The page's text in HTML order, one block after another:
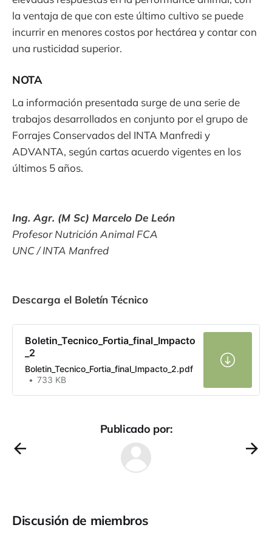
la ventaja de que con este último cultivo se puede
incurrir en menores costos por hectárea y contar con
una rusticidad superior.
NOTA
La información presentada surge de una serie de
trabajos desarrollados en conjunto por el grupo de
Forrajes Conservados del INTA Manfredi y
ADVANTA, según cartas acuerdo vigentes en los
últimos 5 años.
Ing. Agr. (M Sc) Marcelo De León
Profesor Nutrición Animal FCA
UNC / INTA Manfred
Descarga el Boletín Técnico
Boletin_Tecnico_Fortia_final_Impacto
_2
Boletin_Tecnico_Fortia_final_Impacto_2.pdf
733 KB
Publicado por:
Discusión de miembros